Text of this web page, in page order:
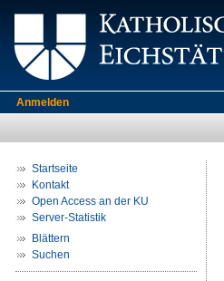
Anmelden
Startseite
Kontakt
Open Access an der KU
Server-Statistik
Blättern
Suchen